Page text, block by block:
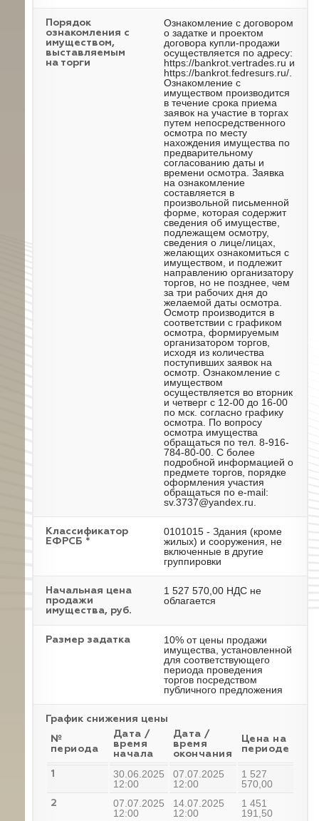
Порядок
ознакомления с
имуществом,
выставляемым
на торги
Ознакомление с договором
о задатке и проектом
договора купли-продажи
осуществляется по адресу:
https://bankrot.vertrades.ru и
https://bankrot.fedresurs.ru/.
Ознакомление с
имуществом производится
в течение срока приема
заявок на участие в торгах
путем непосредственного
осмотра по месту
нахождения имущества по
предварительному
согласованию даты и
времени осмотра. Заявка
на ознакомление
составляется в
произвольной письменной
форме, которая содержит
сведения об имуществе,
подлежащем осмотру,
сведения о лице/лицах,
желающих ознакомиться с
имуществом, и подлежит
направлению организатору
торгов, но не позднее, чем
за три рабочих дня до
желаемой даты осмотра.
Осмотр производится в
соответствии с графиком
осмотра, формируемым
организатором торгов,
исходя из количества
поступивших заявок на
осмотр. Ознакомление с
имуществом
осуществляется во вторник
и четверг с 12-00 до 16-00
по мск. согласно графику
осмотра. По вопросу
осмотра имущества
обращаться по тел. 8-916-
784-80-00. С более
подробной информацией о
предмете торгов, порядке
оформления участия
обращаться по e-mail:
sv.3737@yandex.ru.
Классификатор
ЕФРСБ *
0101015 - Здания (кроме
жилых) и сооружения, не
включенные в другие
группировки
Начальная цена
продажи
имущества, руб.
1 527 570,00 НДС не
облагается
Размер задатка
10% от цены продажи
имущества, установленной
для соответствующего
периода проведения
торгов посредством
публичного предложения
График снижения цены
№
периода
Дата /
время
начала
Дата /
время
окончания
Цена на
периоде
1
30.06.2025
12:00
07.07.2025
12:00
1 527
570,00
2
07.07.2025
12:00
14.07.2025
12:00
1 451
191,50